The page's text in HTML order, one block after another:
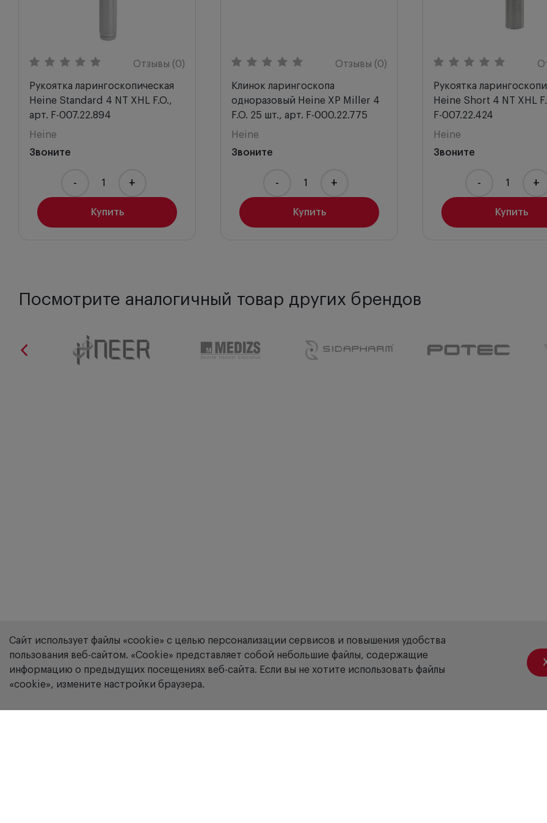
Отзывы (0)
Рукоятка ларингоскопическая
Heine Standard 4 NT XHL F.O.,
арт. F-007.22.894
Heine
Звоните
Купить
- +
Отзывы (0)
Клинок ларингоскопа
одноразовый Heine ХР Miller 4
F.O. 25 шт., арт. F-000.22.775
Heine
Звоните
Купить
- +
Рукоятка
Heine Short 4 NT XHL
F-007.22.424
Heine
Звоните
Купить
- +
Посмотрите аналогичный товар других брендов
Сайт использует файлы «cookie» с целью персонализации сервисов и повышения удобства
пользования веб-сайтом. «Сookie» представляет собой небольшие файлы, содержащие
информацию о предыдущих посещениях веб-сайта. Если вы не хотите использовать файлы
«cookie», измените настройки браузера.